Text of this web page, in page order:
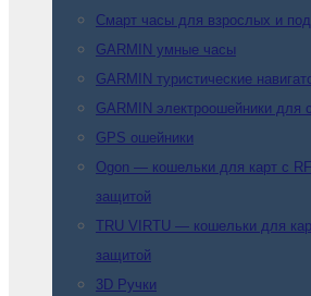
Смарт часы для взрослых и
GARMIN умные часы
GARMIN туристические
GARMIN электроошейники для
GPS ошейники
Ogon — кошельки для карт с
защитой
TRU VIRTU — кошельки для
защитой
3D Ручки